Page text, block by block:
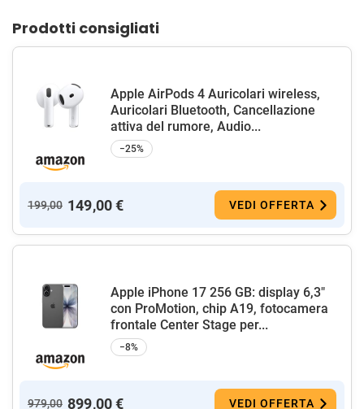
Prodotti consigliati
Apple AirPods 4 Auricolari wireless,
Auricolari Bluetooth, Cancellazione
attiva del rumore, Audio...
−25%
199,00 149,00 € VEDI OFFERTA
Apple iPhone 17 256 GB: display 6,3"
con ProMotion, chip A19, fotocamera
frontale Center Stage per...
−8%
979,00 899,00 € VEDI OFFERTA